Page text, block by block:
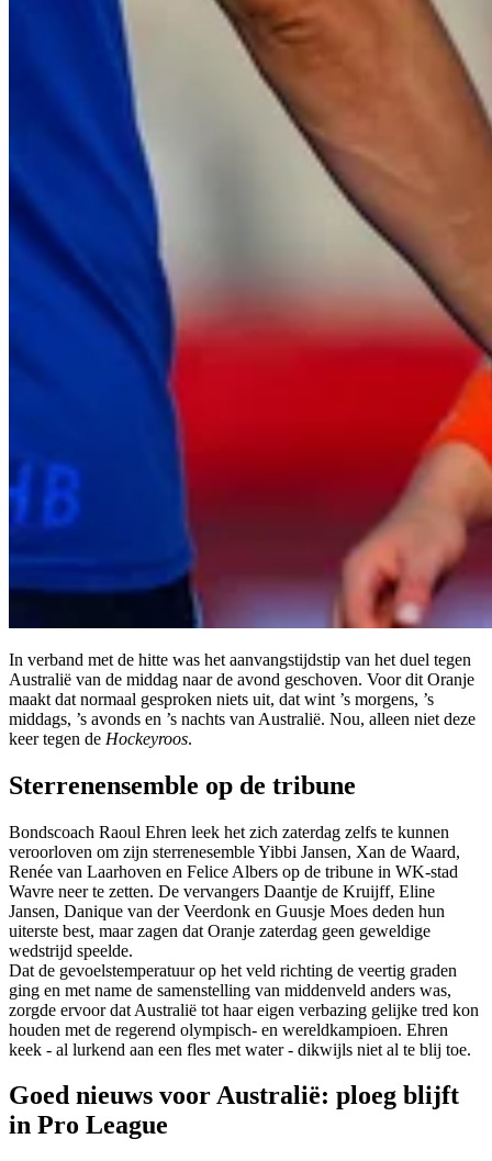
In verband met de hitte was het aanvangstijdstip van het duel tegen
Australië van de middag naar de avond geschoven. Voor dit Oranje
maakt dat normaal gesproken niets uit, dat wint ’s morgens, ’s
middags, ’s avonds en ’s nachts van Australië. Nou, alleen niet deze
keer tegen de Hockeyroos.
Sterrenensemble op de tribune
Bondscoach Raoul Ehren leek het zich zaterdag zelfs te kunnen
veroorloven om zijn sterrenesemble Yibbi Jansen, Xan de Waard,
Renée van Laarhoven en Felice Albers op de tribune in WK-stad
Wavre neer te zetten. De vervangers Daantje de Kruijff, Eline
Jansen, Danique van der Veerdonk en Guusje Moes deden hun
uiterste best, maar zagen dat Oranje zaterdag geen geweldige
wedstrijd speelde.
Dat de gevoelstemperatuur op het veld richting de veertig graden
ging en met name de samenstelling van middenveld anders was,
zorgde ervoor dat Australië tot haar eigen verbazing gelijke tred kon
houden met de regerend olympisch- en wereldkampioen. Ehren
keek - al lurkend aan een fles met water - dikwijls niet al te blij toe.
Goed nieuws voor Australië: ploeg blijft
in Pro League